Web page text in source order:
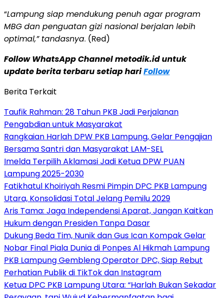
‎“Lampung siap mendukung penuh agar program
MBG dan penguatan gizi nasional berjalan lebih
optimal,” tandasnya. (Red)
Follow WhatsApp Channel metodik.id untuk
update berita terbaru setiap hariFollow
Berita Terkait
Taufik Rahman: 28 Tahun PKB Jadi Perjalanan
Pengabdian untuk Masyarakat
Rangkaian Harlah DPW PKB Lampung, Gelar Pengajian
Bersama Santri dan Masyarakat LAM-SEL
Imelda Terpilih Aklamasi Jadi Ketua DPW PUAN
Lampung 2025-2030
Fatikhatul Khoiriyah Resmi Pimpin DPC PKB Lampung
Utara, Konsolidasi Total Jelang Pemilu 2029
Aris Tama: Jaga Independensi Aparat, Jangan Kaitkan
Hukum dengan Presiden Tanpa Dasar
Dukung Beda Tim, Nunik dan Gus Ican Kompak Gelar
Nobar Final Piala Dunia di Ponpes Al Hikmah Lampung
PKB Lampung Gembleng Operator DPC, Siap Rebut
Perhatian Publik di TikTok dan Instagram
Ketua DPC PKB Lampung Utara: “Harlah Bukan Sekadar